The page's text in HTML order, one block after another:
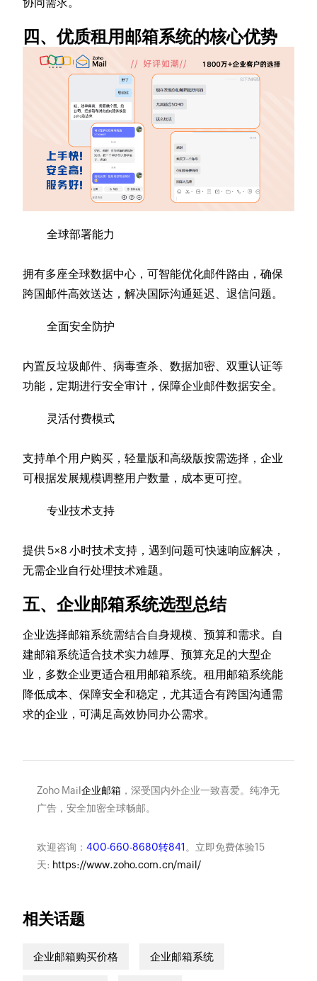
协同需求。
四、优质租用邮箱系统的核心优势
全球部署能力
拥有多座全球数据中心，可智能优化邮件路由，确保
跨国邮件高效送达，解决国际沟通延迟、退信问题。
全面安全防护
内置反垃圾邮件、病毒查杀、数据加密、双重认证等
功能，定期进行安全审计，保障企业邮件数据安全。
灵活付费模式
支持单个用户购买，轻量版和高级版按需选择，企业
可根据发展规模调整用户数量，成本更可控。
专业技术支持
提供 5×8 小时技术支持，遇到问题可快速响应解决，
无需企业自行处理技术难题。
五、企业邮箱系统选型总结
企业选择邮箱系统需结合自身规模、预算和需求。自
建邮箱系统适合技术实力雄厚、预算充足的大型企
业，多数企业更适合租用邮箱系统。租用邮箱系统能
降低成本、保障安全和稳定，尤其适合有跨国沟通需
求的企业，可满足高效协同办公需求。
Zoho Mail企业邮箱，深受国内外企业一致喜爱。纯净无
广告，安全加密全球畅邮。
欢迎咨询： 400-660-8680转841 。立即免费体验15
天: https://www.zoho.com.cn/mail/
相关话题
企业邮箱购买价格 企业邮箱系统